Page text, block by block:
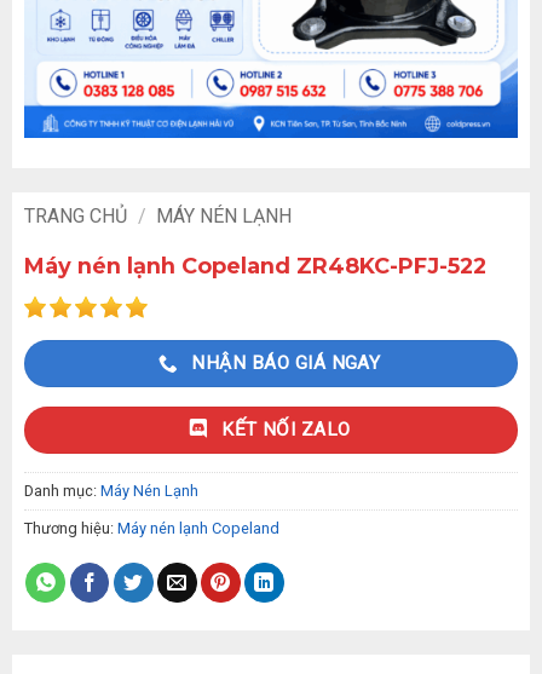
TRANG CHỦ / MÁY NÉN LẠNH
Máy nén lạnh Copeland ZR48KC-PFJ-522
NHẬN BÁO GIÁ NGAY
KẾT NỐI ZALO
Danh mục: Máy Nén Lạnh
Thương hiệu: Máy nén lạnh Copeland